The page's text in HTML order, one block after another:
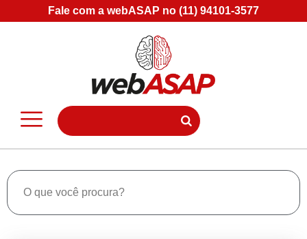
Fale com a webASAP no (11) 94101-3577